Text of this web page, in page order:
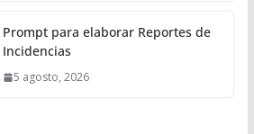
Prompt para elaborar Reportes de
Incidencias
5 agosto, 2026